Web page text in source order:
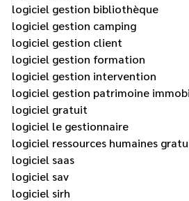
logiciel gestion bibliothèque
logiciel gestion camping
logiciel gestion client
logiciel gestion formation
logiciel gestion intervention
logiciel gestion patrimoine
logiciel gratuit
logiciel le gestionnaire
logiciel ressources humaines
logiciel saas
logiciel sav
logiciel sirh